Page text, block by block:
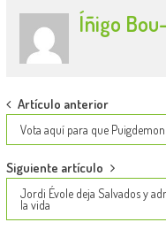
Íñigo
Post
navigation
Artículo anterior
Vota aquí para que
Siguiente artículo
Jordi Évole deja Salvados y
la vida